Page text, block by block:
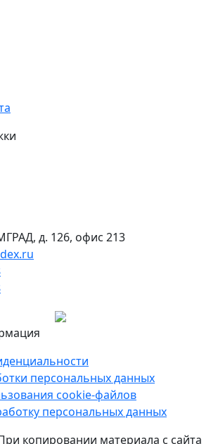
д. 126, офис 213
персональных данных
cookie-файлов
персональных данных
копировании материала с сайта